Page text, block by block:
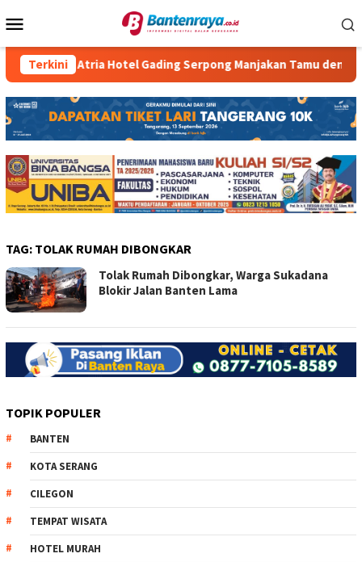
ke
Mobile
TerkiniAtria Hotel Gading Serpong Manjakan Tamu dengan
TAG: TOLAK RUMAH DIBONGKAR
Tolak Rumah Dibongkar, Warga Sukadana
Blokir Jalan Banten Lama
TOPIK POPULER
BANTEN
KOTA SERANG
CILEGON
TEMPAT WISATA
HOTEL MURAH